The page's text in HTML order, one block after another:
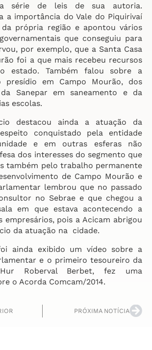
série de leis de sua autoria.
a importância do Vale do Piquirivaí
própria região e apontou vários
que conseguiu para
por exemplo, que a Santa Casa
foi a que mais recebeu recursos
estado. Também falou sobre a
presídio em Campo Mourão, dos
Sanepar em saneamento e da
escolas.
destacou ainda a atuação da
conquistado pela entidade
e em outras esferas não
dos interesses do segmento que
também pelo trabalho permanente
de Campo Mourão e
lembrou que no passado
no Sebrae e que chegou a
em que estava acontecendo a
empresários, pois a Acicam abrigou
da atuação na cidade.
ainda exibido um vídeo sobre a
e o primeiro tesoureiro da
Hur Roberval Berbet, fez uma
o Acorda Comcam/2014.
PRÓXIMA NOTÍCIA